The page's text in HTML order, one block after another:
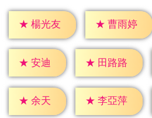
★ 楊光友 ★ 曹雨婷
★ 安迪 ★ 田路路
★ 余天 ★ 李亞萍